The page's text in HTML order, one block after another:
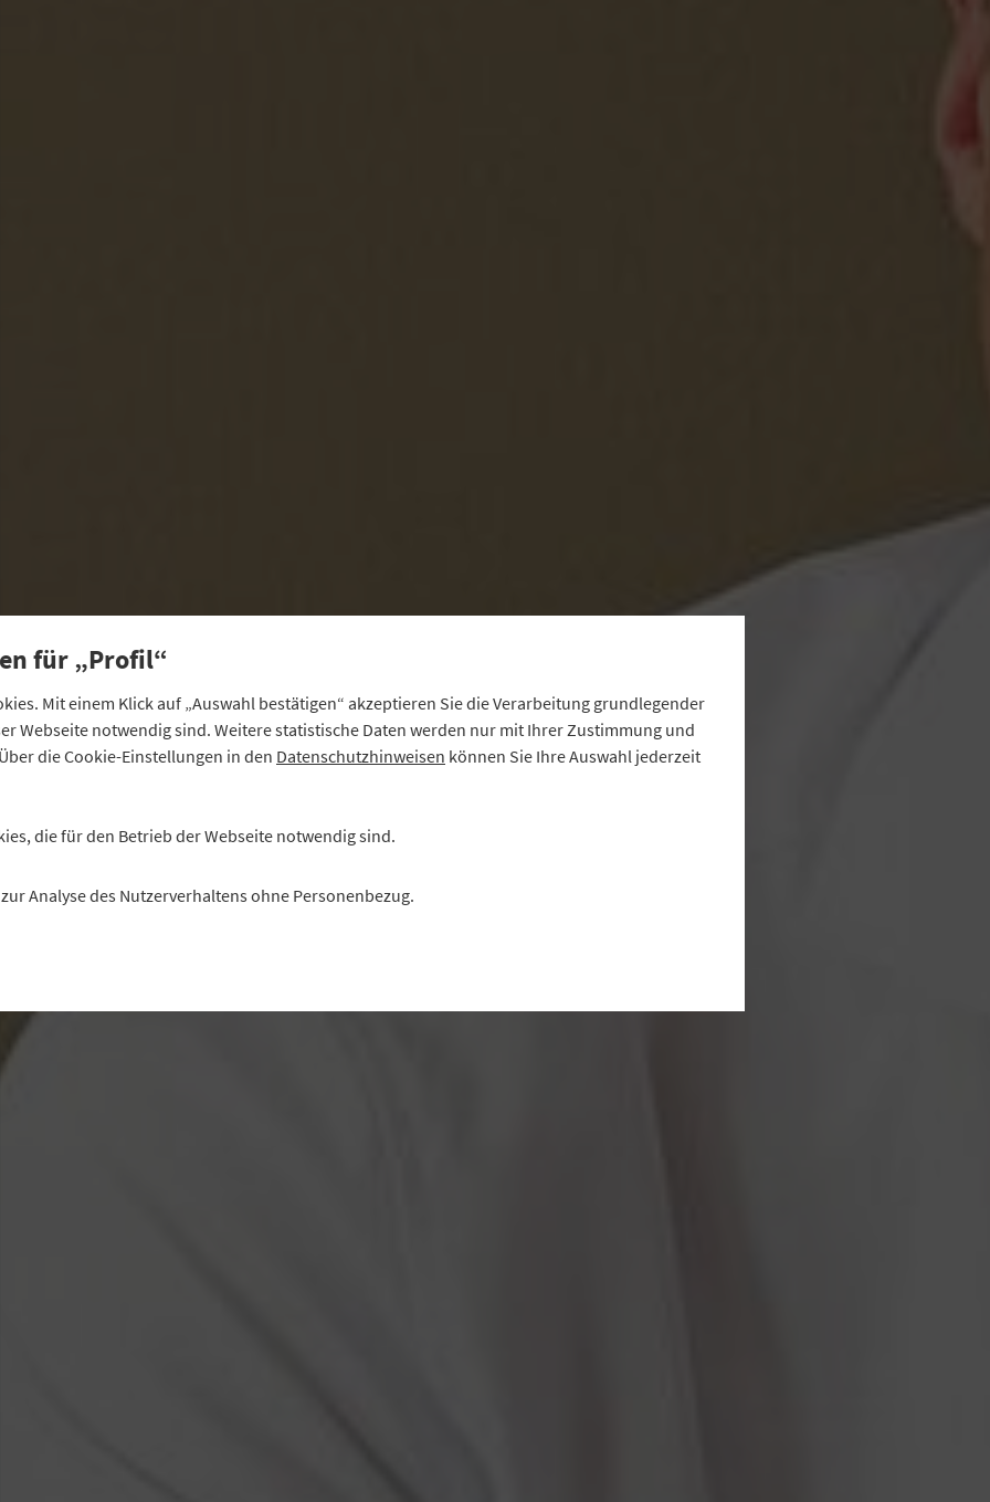
für „Profil“
Mit einem Klick auf „Auswahl bestätigen“ akzeptieren Sie die Verarbeitung grundlegender
Webseite notwendig sind. Weitere statistische Daten werden nur mit Ihrer Zustimmung und
die Cookie-Einstellungen in den Datenschutzhinweisen können Sie Ihre Auswahl jederzeit
die für den Betrieb der Webseite notwendig sind.
Analyse des Nutzerverhaltens ohne Personenbezug.